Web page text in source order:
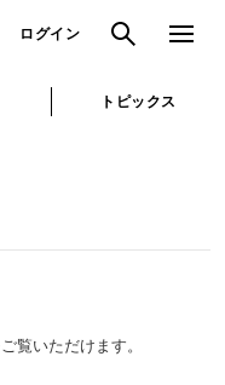
ログイン 検索 メニュ
トピックス
覧いただけます。